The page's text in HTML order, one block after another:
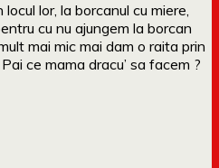
lor, la borcanul cu miere,
cu nu ajungem la borcan
mai mic mai dam o raita prin
ce mama dracu’ sa facem ?